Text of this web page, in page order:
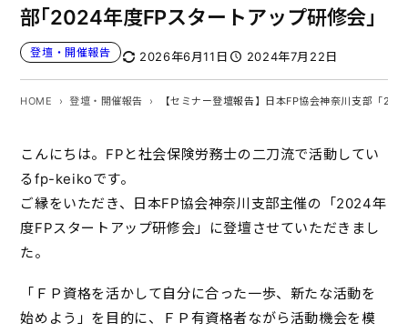
部「2024年度FPスタートアップ研修会」
登壇・開催報告 2026年6月11日 2024年7月22日
HOME 登壇・開催報告 【セミナー登壇報告】日本FP協会神奈川支部「
こんにちは。FPと社会保険労務士の二刀流で活動してい
るfp-keikoです。
ご縁をいただき、日本FP協会神奈川支部主催の「2024年
度FPスタートアップ研修会」に登壇させていただきまし
た。
「ＦＰ資格を活かして自分に合った一歩、新たな活動を
始めよう」を目的に、ＦＰ有資格者ながら活動機会を模